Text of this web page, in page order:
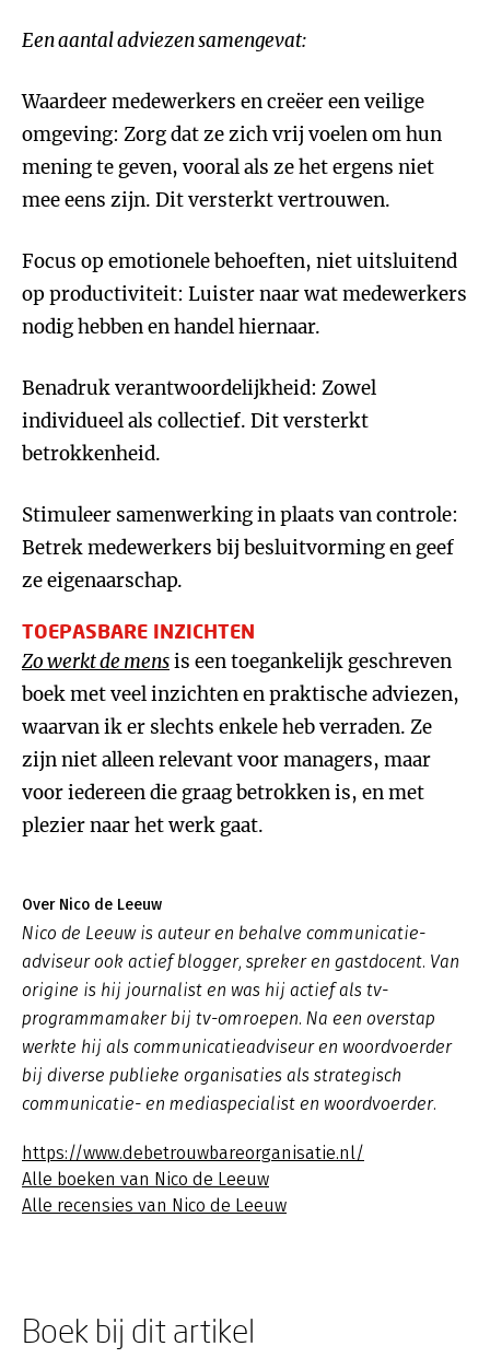
Een aantal adviezen samengevat:
Waardeer medewerkers en creëer een veilige
omgeving: Zorg dat ze zich vrij voelen om hun
mening te geven, vooral als ze het ergens niet
mee eens zijn. Dit versterkt vertrouwen.
Focus op emotionele behoeften, niet uitsluitend
op productiviteit: Luister naar wat medewerkers
nodig hebben en handel hiernaar.
Benadruk verantwoordelijkheid: Zowel
individueel als collectief. Dit versterkt
betrokkenheid.
Stimuleer samenwerking in plaats van controle:
Betrek medewerkers bij besluitvorming en geef
ze eigenaarschap.
TOEPASBARE INZICHTEN
Zo werkt de mensis een toegankelijk geschreven
boek met veel inzichten en praktische adviezen,
waarvan ik er slechts enkele heb verraden. Ze
zijn niet alleen relevant voor managers, maar
voor iedereen die graag betrokken is, en met
plezier naar het werk gaat.
Over Nico de Leeuw
Nico de Leeuw is auteur en behalve communicatie-
adviseur ook actief blogger, spreker en gastdocent. Van
origine is hij journalist en was hij actief als tv-
programmamaker bij tv-omroepen. Na een overstap
werkte hij als communicatieadviseur en woordvoerder
bij diverse publieke organisaties als strategisch
communicatie- en mediaspecialist en woordvoerder.
https://www.debetrouwbareorganisatie.nl/
Alle boeken van Nico de Leeuw
Alle recensies van Nico de Leeuw
Boek bij dit artikel